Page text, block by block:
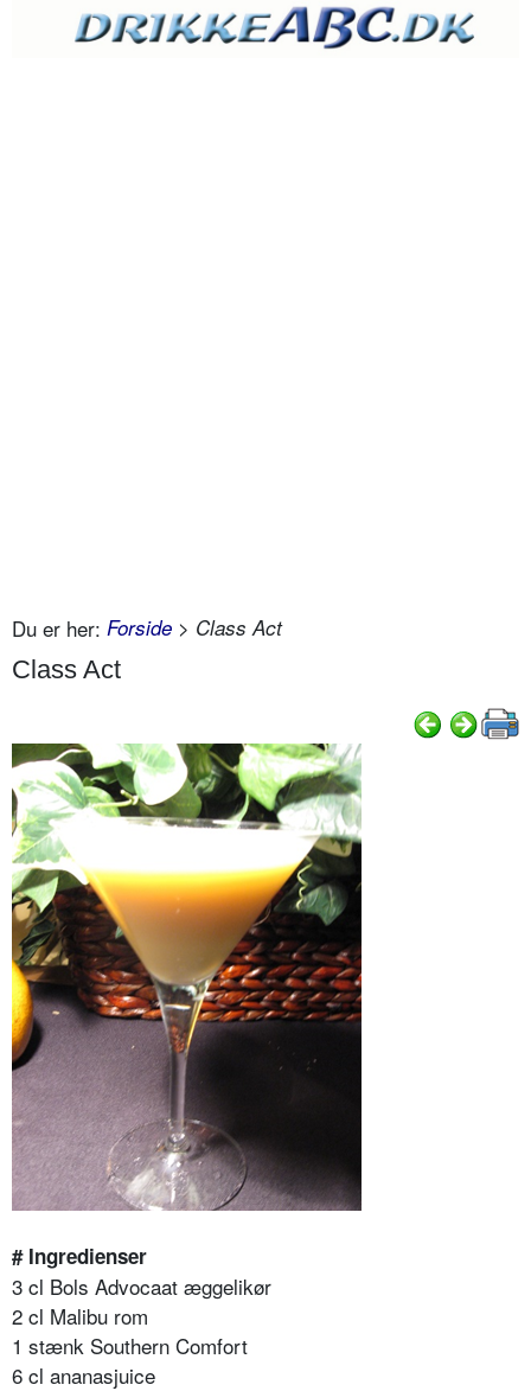
Du er her: Forside > Class Act
Class Act
# Ingredienser
3 cl Bols Advocaat æggelikør
2 cl Malibu rom
1 stænk Southern Comfort
6 cl ananasjuice